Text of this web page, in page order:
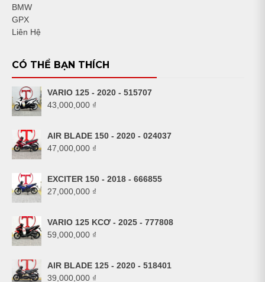
BMW
GPX
Liên Hệ
CÓ THỂ BẠN THÍCH
VARIO 125 - 2020 - 515707
43,000,000 ₫
AIR BLADE 150 - 2020 - 024037
47,000,000 ₫
EXCITER 150 - 2018 - 666855
27,000,000 ₫
VARIO 125 KCƠ - 2025 - 777808
59,000,000 ₫
AIR BLADE 125 - 2020 - 518401
39,000,000 ₫